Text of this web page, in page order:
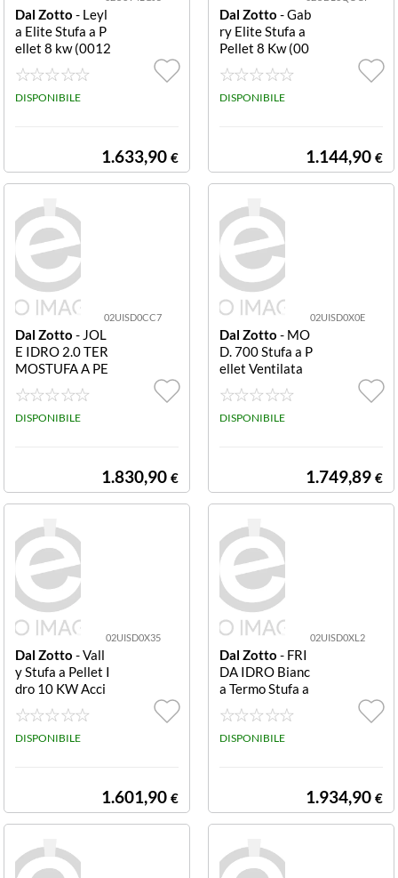
Dal Zotto - Leyl
a Elite Stufa a P
ellet 8 kw (0012
83100) Bordea
ux
DISPONIBILE
1.633,90 €
Dal Zotto - Gab
ry Elite Stufa a
Pellet 8 Kw (00
1281253) Bord
eaux
DISPONIBILE
1.144,90 €
02UISD0CC7
Dal Zotto - JOL
E IDRO 2.0 TER
MOSTUFA A PE
LLET col. (0012
75406) Avorio
DISPONIBILE
1.830,90 €
02UISD0X0E
Dal Zotto - MO
D. 700 Stufa a P
ellet Ventilata
DISPONIBILE
1.749,89 €
02UISD0X35
Dal Zotto - Vall
y Stufa a Pellet I
dro 10 KW Acci
aio Verniciato T
op in Maiolica B
ordeaux
DISPONIBILE
1.601,90 €
02UISD0XL2
Dal Zotto - FRI
DA IDRO Bianc
a Termo Stufa a
Pellet (001275
601)
DISPONIBILE
1.934,90 €